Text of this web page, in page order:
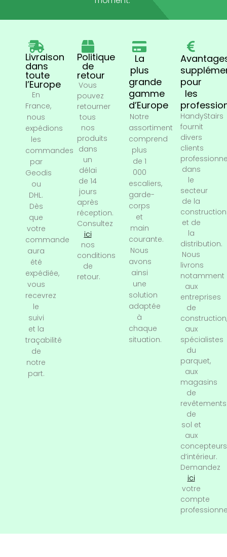
Livraison
dans
toute
l’Europe
En
France,
nous
expédions
les
commandes
par
Geodis
ou
DHL.
Dès
que
votre
commande
aura
été
expédiée,
vous
recevrez
le
suivi
et la
traçabilité
de
notre
part.
Politique
de
retour
Vous
pouvez
retourner
tous
nos
produits
dans
un
délai
de 14
jours
après
réception.
Consultez
ici
nos
conditions
de
retour.
La
plus
grande
gamme
d’Europe
Notre
assortiment
comprend
plus
de 1
000
escaliers,
garde-
corps
et
main
courante.
Nous
avons
ainsi
une
solution
adaptée
à
chaque
situation.
pour
les
HandyStairs
fournit
divers
clients
dans
le
secteur
de la
construction
et de
la
distribution.
Nous
livrons
notamment
aux
entreprises
de
construction,
aux
spécialistes
du
parquet,
aux
magasins
de
revêtements
de
sol et
aux
concepteurs
d’intérieur.
Demandez
ici
votre
compte